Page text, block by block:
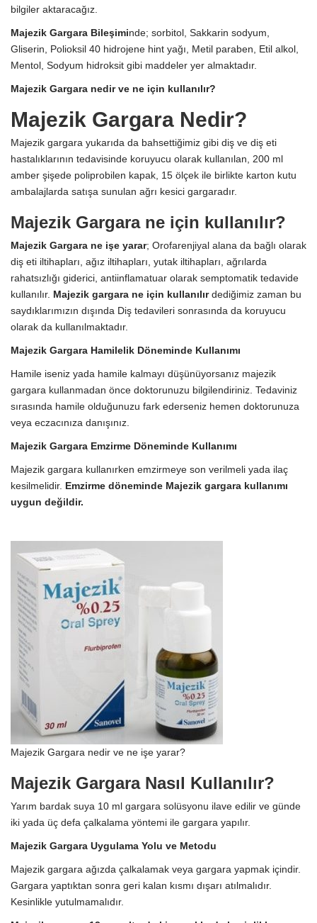
bilgiler aktaracağız.
Majezik Gargara Bileşiminde; sorbitol, Sakkarin sodyum,
Gliserin, Polioksil 40 hidrojene hint yağı, Metil paraben, Etil alkol,
Mentol, Sodyum hidroksit gibi maddeler yer almaktadır.
Majezik Gargara nedir ve ne için kullanılır?
Majezik Gargara Nedir?
Majezik gargara yukarıda da bahsettiğimiz gibi diş ve diş eti
hastalıklarının tedavisinde koruyucu olarak kullanılan, 200 ml
amber şişede poliprobilen kapak, 15 ölçek ile birlikte karton kutu
ambalajlarda satışa sunulan ağrı kesici gargaradır.
Majezik Gargara ne için kullanılır?
Majezik Gargara ne işe yarar; Orofarenjiyal alana da bağlı olarak
diş eti iltihapları, ağız iltihapları, yutak iltihapları, ağrılarda
rahatsızlığı giderici, antiinflamatuar olarak semptomatik tedavide
kullanılır. Majezik gargara ne için kullanılırdediğimiz zaman bu
saydıklarımızın dışında Diş tedavileri sonrasında da koruyucu
olarak da kullanılmaktadır.
Majezik Gargara Hamilelik Döneminde Kullanımı
Hamile iseniz yada hamile kalmayı düşünüyorsanız majezik
gargara kullanmadan önce doktorunuzu bilgilendiriniz. Tedaviniz
sırasında hamile olduğunuzu fark ederseniz hemen doktorunuza
veya eczacınıza danışınız.
Majezik Gargara Emzirme Döneminde Kullanımı
Majezik gargara kullanırken emzirmeye son verilmeli yada ilaç
kesilmelidir. Emzirme döneminde Majezik gargara kullanımı
uygun değildir.
Majezik Gargara nedir ve ne işe yarar?
Majezik Gargara Nasıl Kullanılır?
Yarım bardak suya 10 ml gargara solüsyonu ilave edilir ve günde
iki yada üç defa çalkalama yöntemi ile gargara yapılır.
Majezik Gargara Uygulama Yolu ve Metodu
Majezik gargara ağızda çalkalamak veya gargara yapmak içindir.
Gargara yaptıktan sonra geri kalan kısmı dışarı atılmalıdır.
Kesinlikle yutulmamalıdır.